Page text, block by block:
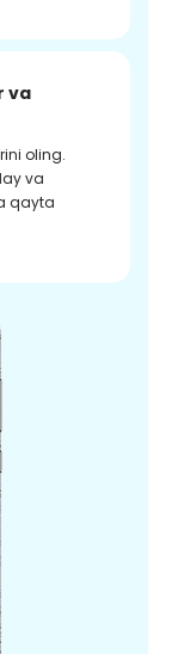
va
oling.
va
qayta